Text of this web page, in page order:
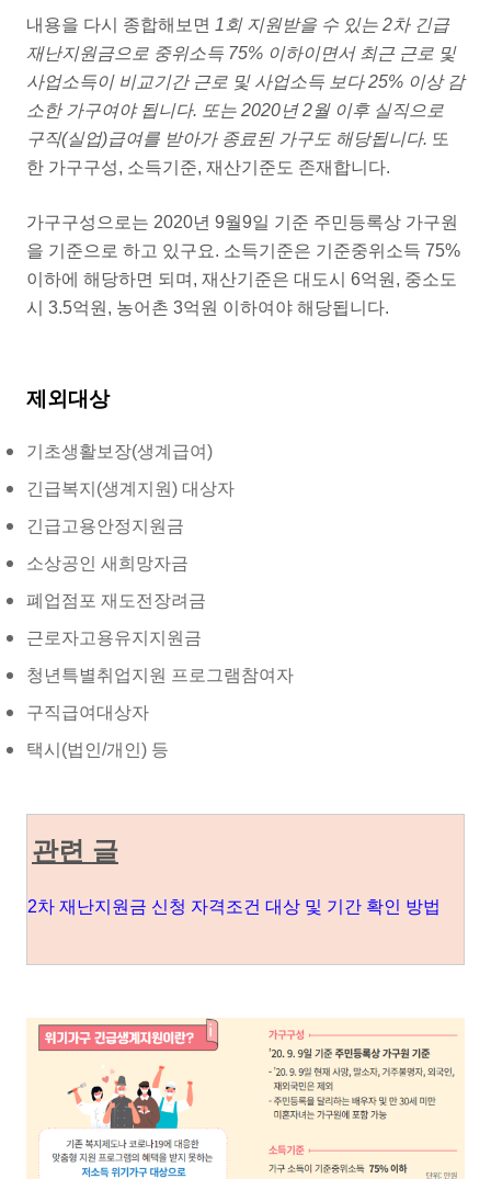
내용을 다시 종합해보면 1회 지원받을 수 있는 2차 긴급
재난지원금으로 중위소득 75% 이하이면서 최근 근로 및
사업소득이 비교기간 근로 및 사업소득 보다 25% 이상 감
소한 가구여야 됩니다. 또는 2020년 2월 이후 실직으로
구직(실업)급여를 받아가 종료된 가구도 해당됩니다. 또
한 가구구성, 소득기준, 재산기준도 존재합니다.
가구구성으로는 2020년 9월9일 기준 주민등록상 가구원
을 기준으로 하고 있구요. 소득기준은 기준중위소득 75%
이하에 해당하면 되며, 재산기준은 대도시 6억원, 중소도
시 3.5억원, 농어촌 3억원 이하여야 해당됩니다.
제외대상
기초생활보장(생계급여)
긴급복지(생계지원) 대상자
긴급고용안정지원금
소상공인 새희망자금
폐업점포 재도전장려금
근로자고용유지지원금
청년특별취업지원 프로그램참여자
구직급여대상자
택시(법인/개인) 등
관련 글
2차 재난지원금 신청 자격조건 대상 및 기간 확인 방법